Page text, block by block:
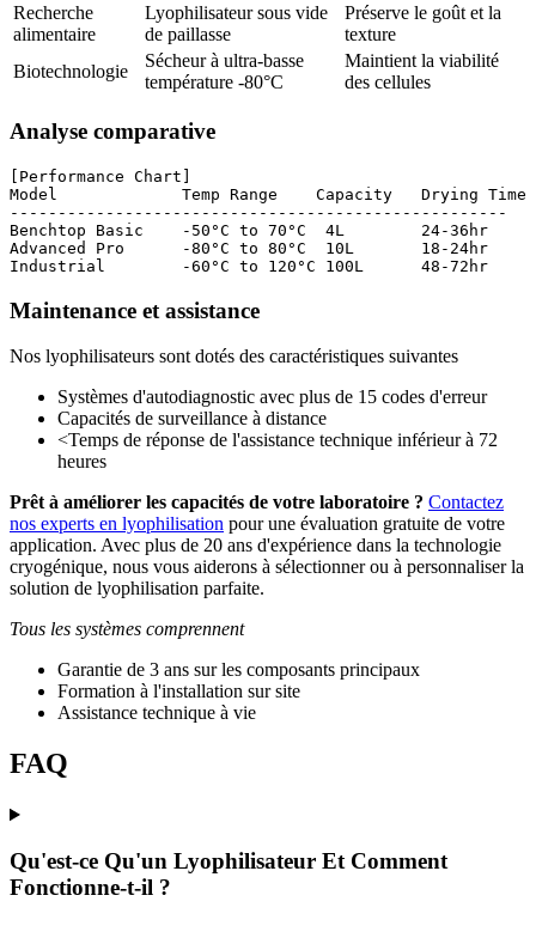
Recherche
alimentaire
Lyophilisateur sous vide
de paillasse
Préserve le goût et la
texture
Biotechnologie
Sécheur à ultra-basse
température -80°C
Maintient la viabilité
des cellules
Analyse comparative
[Performance Chart]
Model             Temp Range    Capacity   Drying Time
----------------------------------------------------
Benchtop Basic    -50°C to 70°C  4L        24-36hr
Advanced Pro      -80°C to 80°C  10L       18-24hr
Maintenance et assistance
Nos lyophilisateurs sont dotés des caractéristiques suivantes
Systèmes d'autodiagnostic avec plus de 15 codes d'erreur
Capacités de surveillance à distance
<Temps de réponse de l'assistance technique inférieur à 72
heures
Prêt à améliorer les capacités de votre laboratoire ? Contactez
nos experts en lyophilisation pour une évaluation gratuite de votre
application. Avec plus de 20 ans d'expérience dans la technologie
cryogénique, nous vous aiderons à sélectionner ou à personnaliser la
solution de lyophilisation parfaite.
Tous les systèmes comprennent
Garantie de 3 ans sur les composants principaux
Formation à l'installation sur site
Assistance technique à vie
FAQ
Qu'est-ce Qu'un Lyophilisateur Et Comment
Fonctionne-t-il ?